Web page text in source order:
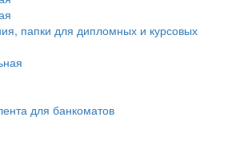
папки для дипломных и курсовых
для банкоматов